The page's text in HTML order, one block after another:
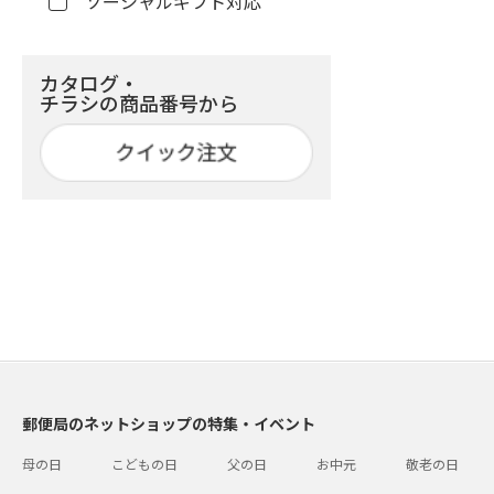
カタログ・
チラシの商品番号から
郵便局のネットショップの特集・イベント
母の日 こどもの日 父の日 お中元 敬老の日